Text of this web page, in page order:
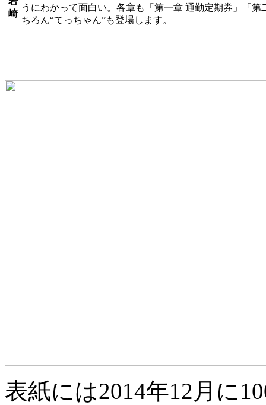
崎
うにわかって面白い。各章も「第一章 通勤定期券」「
ちろん“てっちゃん”も登場します。
表紙には2014年12月に